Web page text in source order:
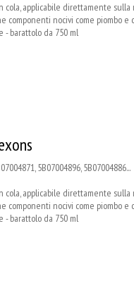
cola, applicabile direttamente
nocivi come piombo e
barattolo da 750 ml
5B07004896, 5B07004886...
cola, applicabile direttamente
nocivi come piombo e
barattolo da 750 ml